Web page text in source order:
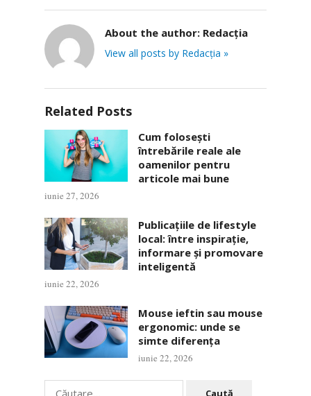
About the author: Redacția
View all posts by Redacția »
Related Posts
Cum folosești
întrebările reale ale
oamenilor pentru
articole mai bune
iunie 27, 2026
Publicațiile de lifestyle
local: între inspirație,
informare și promovare
inteligentă
iunie 22, 2026
Mouse ieftin sau mouse
ergonomic: unde se
simte diferența
iunie 22, 2026
Caută